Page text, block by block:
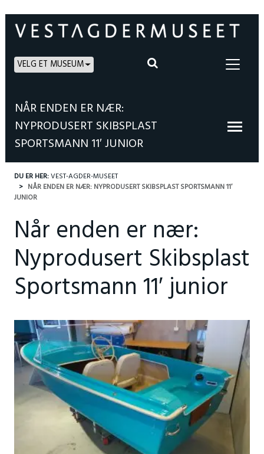
VELG ET MUSEUM
NÅR ENDEN ER NÆR:
NYPRODUSERT SKIBSPLAST
SPORTSMANN 11′ JUNIOR
DU ER HER:VEST-AGDER-MUSEET
NÅR ENDEN ER NÆR: NYPRODUSERT SKIBSPLAST SPORTSMANN 11′
JUNIOR
Når enden er nær:
Nyprodusert Skibsplast
Sportsmann 11′ junior